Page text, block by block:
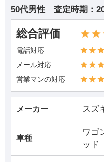
50代男性 査定時期：
総合評価
電話対応
メール対応
営業マンの対応
メーカー スズ
車種
ワゴ
ッド